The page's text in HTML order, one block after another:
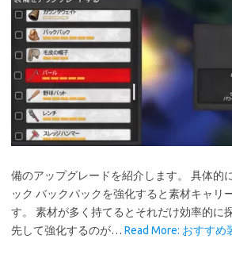
備のアップグレードを紹介します。 具体的
ック バックパックを強化すると素材キャリ
す。 素材が多く持てるとそれだけ効率的に
先して強化するのが… Read More: おすす